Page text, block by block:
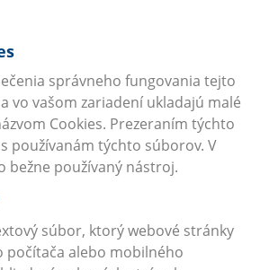
správneho fungovania tejto
vo vašom zariadení ukladajú malé
Cookies. Prezeraním týchto
používanám týchto súborov. V
bežne používaný nástroj.
súbor, ktorý webové stránky
počítača alebo mobilného